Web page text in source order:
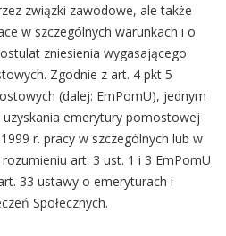
związki zawodowe, ale także
w szczególnych warunkach i o
zniesienia wygasającego
Zgodnie z art. 4 pkt 5
(dalej: EmPomU), jednym
emerytury pomostowej
r. pracy w szczególnych lub w
art. 3 ust. 1 i 3 EmPomU
33 ustawy o emeryturach i
Społecznych.